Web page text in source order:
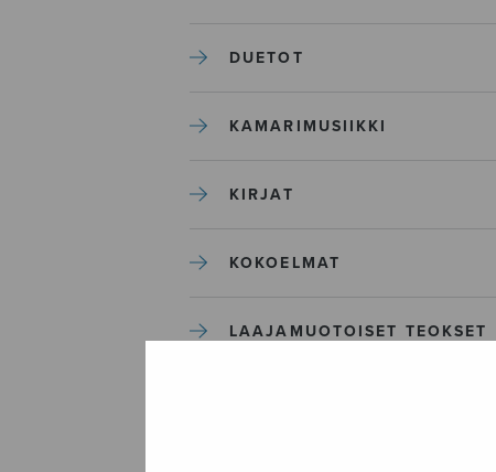
DUETOT
KAMARIMUSIIKKI
KIRJAT
KOKOELMAT
LAAJAMUOTOISET TEOKSET